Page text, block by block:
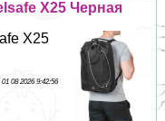
X25 Черная
X25
01 08 2026 9:42:56